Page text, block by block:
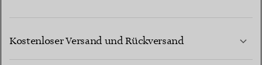
Kostenloser Versand und Rückversand